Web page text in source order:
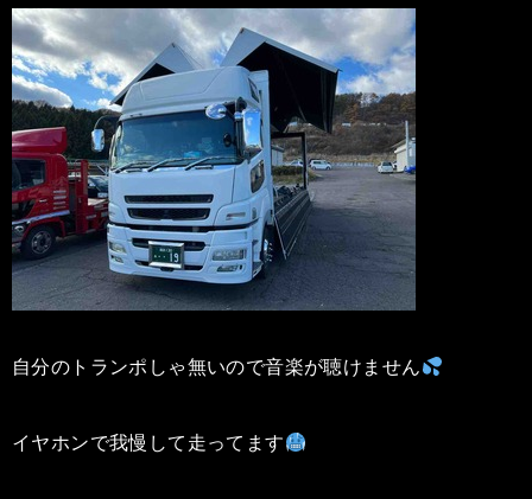
自分のトランポしゃ無いので音楽が聴けません
イヤホンで我慢して走ってます